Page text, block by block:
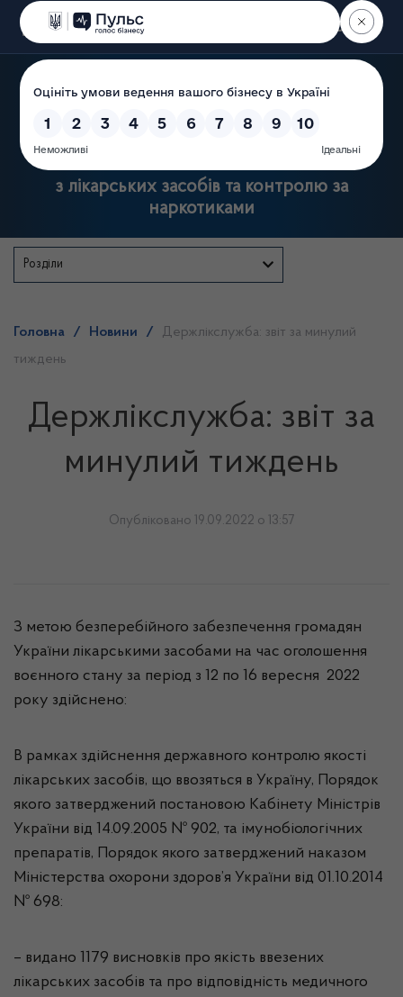
Пошук
Державна служба України
з лікарських засобів та контролю за
наркотиками
Розділи
Головна / Новини /
Держлікслужба: звіт за минулий
тиждень
Держлікслужба: звіт за
минулий тиждень
Опубліковано 19.09.2022 о 13:57
З метою безперебійного забезпечення громадян
України лікарськими засобами на час оголошення
воєнного стану за період з 12 по 16 вересня 2022
року здійснено:
В рамках здійснення державного контролю якості
лікарських засобів, що ввозяться в Україну, Порядок
якого затверджений постановою Кабінету Міністрів
України від 14.09.2005 № 902, та імунобіологічних
препаратів, Порядок якого затверджений наказом
Міністерства охорони здоров’я України від 01.10.2014
№ 698:
– видано 1179 висновків про якість ввезених
лікарських засобів та про відповідність медичного